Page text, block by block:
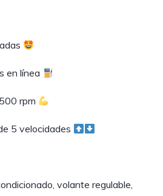
en línea
rpm
5 velocidades
volante regulable,